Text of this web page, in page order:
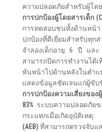
ความปลอดภัยสำหรับผู้โด
การปกป้องผู้โดยสารเด็ก (
การทดสอบชนทั้งด้านหน้า
ปกป้องที่ดีเยี่ยมสำหรับ
จำลองเด็กอายุ 6 ปี แล
สามารถปิดการทำงานได้
หันหน้าไปด้านหลังในตำแ
แสดงข้อมูลชัดเจนแก่ผู้ขับ
การปกป้องความเสี่ยงขอ
83% ระบบความปลอดภัยข
กระแทกเมื่อเกิดอุบัติเห
(AEB) ที่สามารถตรวจจับแ